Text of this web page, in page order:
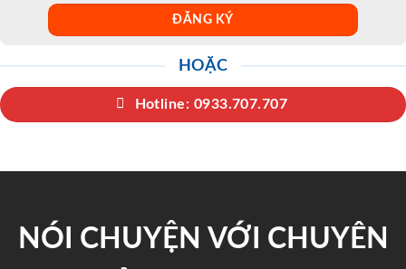
HOẶC
Hotline: 0933.707.707
NÓI CHUYỆN VỚI CHUYÊN